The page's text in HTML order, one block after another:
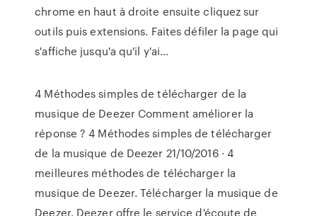
chrome en haut à droite ensuite cliquez sur
outils puis extensions. Faites défiler la page qui
s'affiche jusqu'a qu'il y'ai...
4 Méthodes simples de télécharger de la
musique de Deezer Comment améliorer la
réponse ? 4 Méthodes simples de télécharger
de la musique de Deezer 21/10/2016 · 4
meilleures méthodes de télécharger la
musique de Deezer. Télécharger la musique de
Deezer. Deezer offre le service d'écoute de